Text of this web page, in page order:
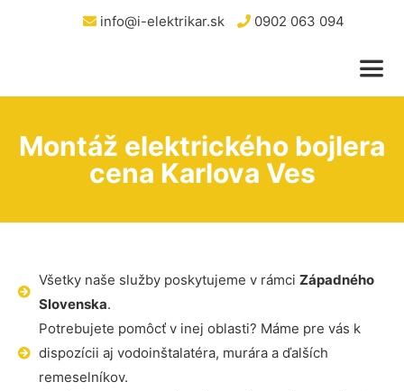
info@i-elektrikar.sk 0902 063 094
Montáž elektrického bojlera
cena Karlova Ves
Všetky naše služby poskytujeme v rámci Západného
Slovenska.
Potrebujete pomôcť v inej oblasti? Máme pre vás k
dispozícii aj vodoinštalatéra, murára a ďalších
remeselníkov.